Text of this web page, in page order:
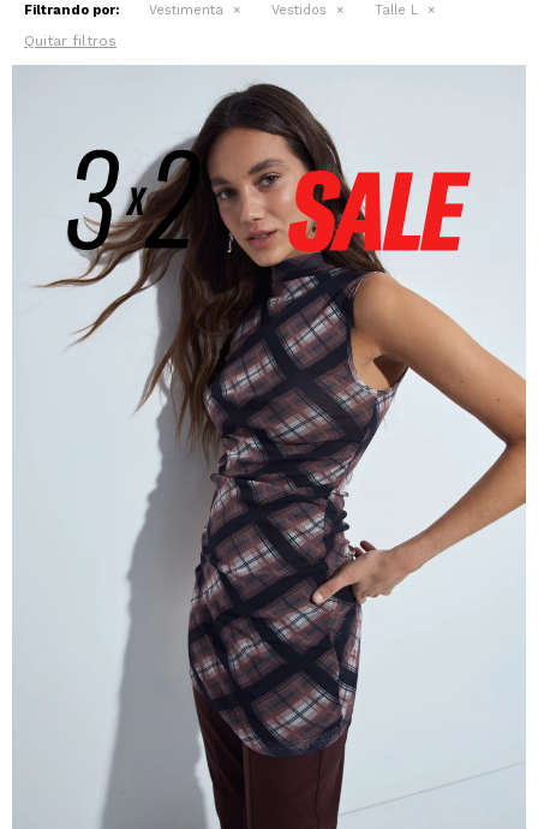
Filtrando por: Vestimenta Vestidos Talle L
Quitar filtros